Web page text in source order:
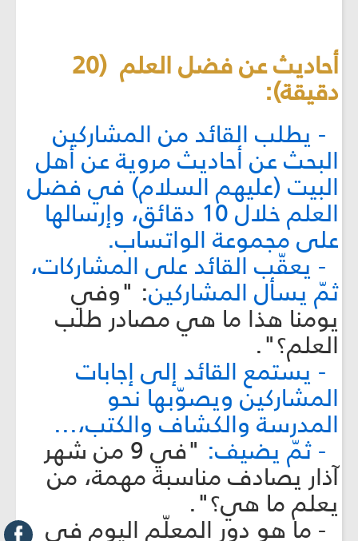
أحاديث عن فضل العلم (20
دقيقة):
- يطلب القائد من المشاركين
البحث عن أحاديث مروية عن أهل
البيت (عليهم السلام) في فضل
العلم خلال 10 دقائق، وإرسالها
على مجموعة الواتساب.
- يعقّب القائد على المشاركات،
ثمّ يسأل المشاركين: "وفي
يومنا هذا ما هي مصادر طلب
العلم؟".
- يستمع القائد إلى إجابات
المشاركين ويصوّبها نحو
المدرسة والكشاف والكتب،...
- ثمّ يضيف: "في 9 من شهر
آذار يصادف مناسبة مهمة، من
يعلم ما هي؟".
- ما هو دور المعلّم اليوم في